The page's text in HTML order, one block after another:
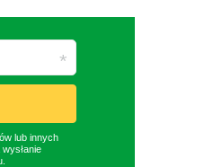
lub innych